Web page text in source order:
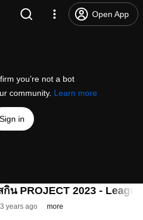
Open App
you’re not a bot
community. Learn more
Sign in
น PROJECT 2023 -
3 years ago more